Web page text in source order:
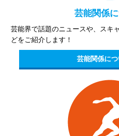
芸能関係
芸能界で話題のニュースや、スキ
どをご紹介します！
芸能関係に